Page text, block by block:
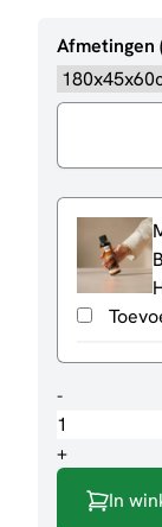
Afmetingen
-TV-
meubel
Britt
aantal
+
In